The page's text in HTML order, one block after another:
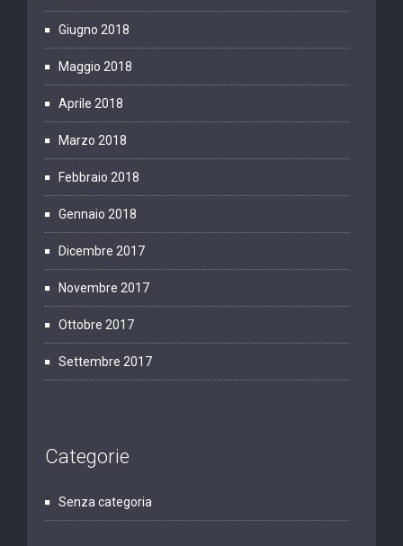
Giugno 2018
Maggio 2018
Aprile 2018
Marzo 2018
Febbraio 2018
Gennaio 2018
Dicembre 2017
Novembre 2017
Ottobre 2017
Settembre 2017
Categorie
Senza categoria